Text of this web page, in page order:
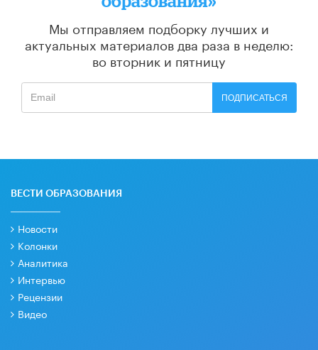
Мы отправляем подборку лучших и
актуальных материалов два раза в неделю:
во вторник и пятницу
ПОДПИСАТЬСЯ
ВЕСТИ ОБРАЗОВАНИЯ
Новости
Колонки
Аналитика
Интервью
Рецензии
Видео